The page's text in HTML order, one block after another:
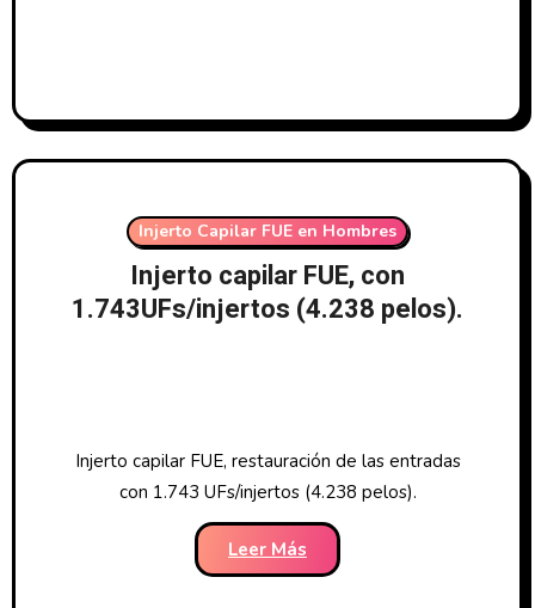
Injerto Capilar FUE en Hombres
Injerto capilar FUE, con
1.743UFs/injertos (4.238 pelos).
Injerto capilar FUE, restauración de las entradas
con 1.743 UFs/injertos (4.238 pelos).
Leer Más